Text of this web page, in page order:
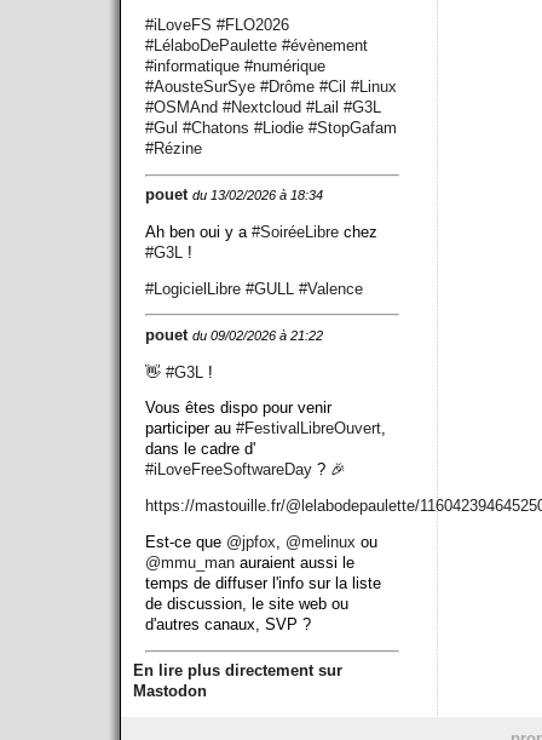
#iLoveFS #FLO2026
#LélaboDePaulette #évènement
#informatique #numérique
#AousteSurSye #Drôme #Cil #Linux
#OSMAnd #Nextcloud #Lail #G3L
#Gul #Chatons #Liodie #StopGafam
#Rézine
pouet du 13/02/2026 à 18:34
Ah ben oui y a #SoiréeLibre chez
#G3L
!
#LogicielLibre #GULL #Valence
pouet du 09/02/2026 à 21:22
👋 #G3L !
Vous êtes dispo pour venir
participer au #FestivalLibreOuvert,
dans le cadre d'
#iLoveFreeSoftwareDay ? 🎉
https://mastouille.fr/@lelabodepaulette/
Est-ce que @jpfox, @melinux ou
@mmu_man auraient aussi le
temps de diffuser l'info sur la liste
de discussion, le site web ou
d'autres canaux, SVP ?
En lire plus directement sur
Mastodon